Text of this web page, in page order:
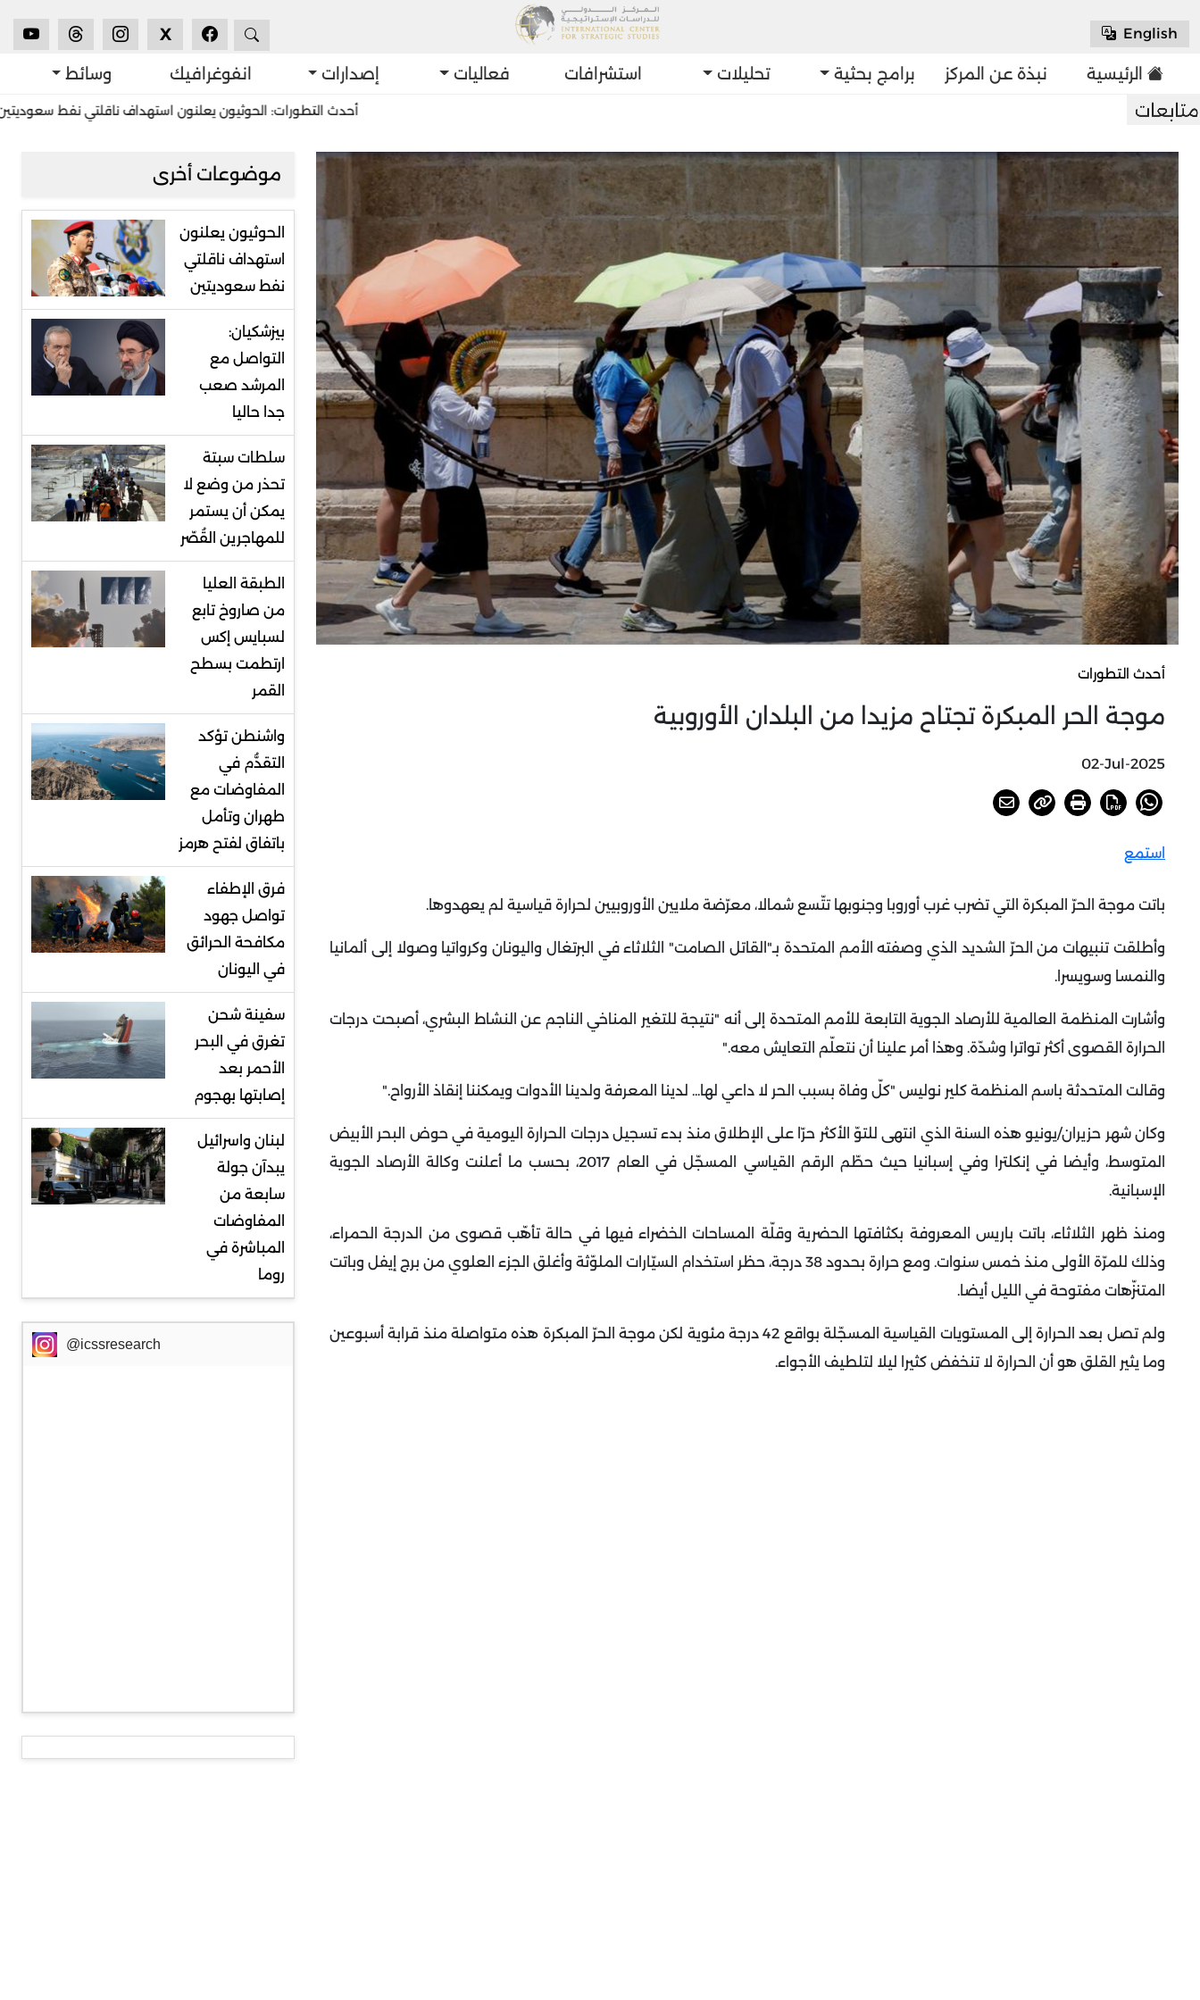
English
X
الرئيسية نبذة عن المركز برامج بحثية تحليلات استشرافات فعاليات إصدارات انفوغرافيك وسائط
أحدث التطورات: الحوثيون يعلنون استهداف ناقلتي نفط سعوديتين
أحدث التطورات
موجة الحر المبكرة تجتاح مزيدا من البلدان الأوروبية
02-Jul-2025
استمع
باتت موجة الحرّ المبكرة التي تضرب غرب أوروبا وجنوبها تتّسع شمالا، معرّضة ملايين الأوروبيين لحرارة قياسية لم يعهدوها.
وأطلقت تنبيهات من الحرّ الشديد الذي وصفته الأمم المتحدة بـ"القاتل الصامت" الثلاثاء في البرتغال واليونان وكرواتيا وصولا إلى ألمانيا
والنمسا وسويسرا .
وأشارت المنظمة العالمية للأرصاد الجوية التابعة للأمم المتحدة إلى أنه "نتيجة للتغير المناخي الناجم عن النشاط البشري، أصبحت درجات
الحرارة القصوى أكثر تواترا وشدّة. وهذا أمر علينا أن نتعلّم التعايش معه".
وقالت المتحدثة باسم المنظمة كلير نوليس "كلّ وفاة بسبب الحر لا داعي لها... لدينا المعرفة ولدينا الأدوات ويمكننا إنقاذ الأرواح".
وكان شهر حزيران/يونيو هذه السنة الذي انتهى للتوّ الأكثر حرّا على الإطلاق منذ بدء تسجيل درجات الحرارة اليومية في حوض البحر الأبيض
المتوسط، وأيضا في إنكلترا وفي إسبانيا حيث حطّم الرقم القياسي المسجّل في العام 2017، بحسب ما أعلنت وكالة الأرصاد الجوية
الإسبانية.
ومنذ ظهر الثلاثاء، باتت باريس المعروفة بكثافتها الحضرية وقلّة المساحات الخضراء فيها في حالة تأهّب قصوى من الدرجة الحمراء،
وذلك للمرّة الأولى منذ خمس سنوات. ومع حرارة بحدود 38 درجة، حظر استخدام السيّارات الملوّثة وأغلق الجزء العلوي من برج إيفل وباتت
المتنزّهات مفتوحة في الليل أيضا.
ولم تصل بعد الحرارة إلى المستويات القياسية المسجّلة بواقع 42 درجة مئوية لكن موجة الحرّ المبكرة هذه متواصلة منذ قرابة أسبوعين
وما يثير القلق هو أن الحرارة لا تنخفض كثيرا ليلا لتلطيف الأجواء.
موضوعات أخرى
الحوثيون يعلنون
استهداف ناقلتي
نفط سعوديتين
بيزشكيان:
التواصل مع
المرشد صعب
جدا حاليا
سلطات سبتة
تحذر من وضع لا
يمكن أن يستمر
للمهاجرين القُصّر
الطبقة العليا
من صاروخ تابع
لسبايس إكس
ارتطمت بسطح
القمر
واشنطن تؤكد
التقدُّم في
المفاوضات مع
طهران وتأمل
باتفاق لفتح هرمز
فرق الإطفاء
تواصل جهود
مكافحة الحرائق
في اليونان
سفينة شحن
تغرق في البحر
الأحمر بعد
إصابتها بهجوم
لبنان واسرائيل
يبدآن جولة
سابعة من
المفاوضات
المباشرة في
روما
@icssresearch